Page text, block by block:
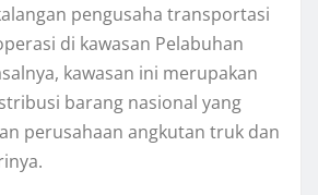
pengusaha transportasi
di kawasan Pelabuhan
kawasan ini merupakan
barang nasional yang
perusahaan angkutan truk dan